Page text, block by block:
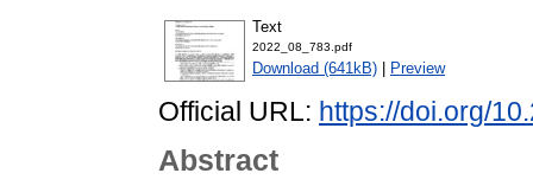
Text
2022_08_783.pdf
Download (641kB) Preview
Official URL: https://doi.org/
Abstract